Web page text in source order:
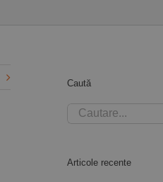
Caută
Cautare...
Articole recente